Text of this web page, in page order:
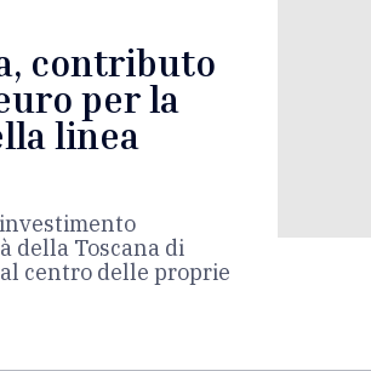
contributo
per la
linea
della Toscana di
centro delle proprie